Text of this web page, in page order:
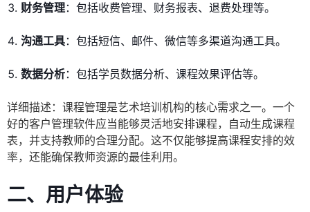
财务管理：包括收费管理、财务报表、退费处理等。
沟通工具：包括短信、邮件、微信等多渠道沟通工具。
数据分析：包括学员数据分析、课程效果评估等。
详细描述：课程管理是艺术培训机构的核心需求之一。一个
好的客户管理软件应当能够灵活地安排课程，自动生成课程
表，并支持教师的合理分配。这不仅能够提高课程安排的效
率，还能确保教师资源的最佳利用。
二、用户体验